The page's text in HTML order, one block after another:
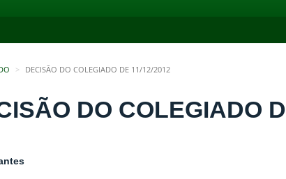
DECISÃO DO COLEGIADO DE 11/12/2012
DO COLEGIADO